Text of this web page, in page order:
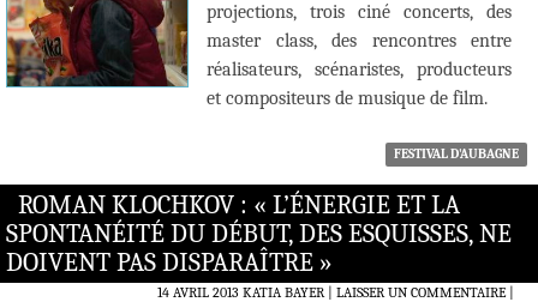
projections, trois ciné concerts, des
master class, des rencontres entre
réalisateurs, scénaristes, producteurs
et compositeurs de musique de film.
FESTIVAL D'AUBAGNE
ROMAN KLOCHKOV : « L’ÉNERGIE ET LA
SPONTANÉITÉ DU DÉBUT, DES ESQUISSES, NE
DOIVENT PAS DISPARAÎTRE »
14 AVRIL 2013 KATIA BAYER LAISSER UN COMMENTAIRE|